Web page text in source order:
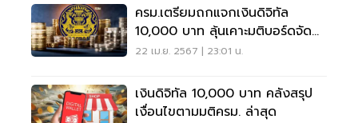
ครม.เตรียมถกแจกเงินดิจิทัล
10,000 บาท ลุ้นเคาะมติบอร์ดจัด
เงิน 5 แสนล้าน
22 เม.ย. 2567 | 23:01 น.
เงินดิจิทัล 10,000 บาท คลังสรุป
เงื่อนไขตามมติครม. ล่าสุด